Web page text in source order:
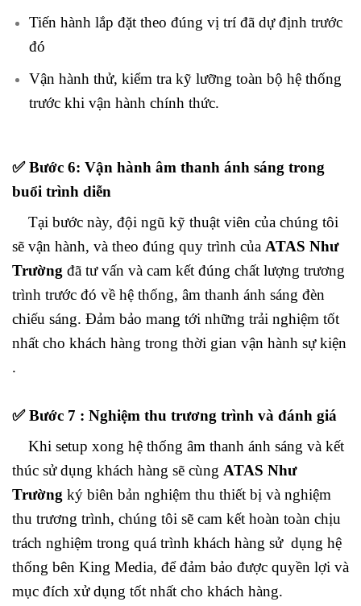
Tiến hành lắp đặt theo đúng vị trí đã dự định trước
đó
Vận hành thử, kiểm tra kỹ lưỡng toàn bộ hệ thống
trước khi vận hành chính thức.
✅Bước 6: Vận hành âm thanh ánh sáng trong
buổi trình diễn
Tại bước này, đội ngũ kỹ thuật viên của chúng tôi
sẽ vận hành, và theo đúng quy trình của ATAS Như
Trường đã tư vấn và cam kết đúng chất lượng trương
trình trước đó về hệ thống, âm thanh ánh sáng đèn
chiếu sáng. Đảm bảo mang tới những trải nghiệm tốt
nhất cho khách hàng trong thời gian vận hành sự kiện
.
✅Bước 7 : Nghiệm thu trương trình và đánh giá
Khi setup xong hệ thống âm thanh ánh sáng và kết
thúc sử dụng khách hàng sẽ cùng ATAS Như
Trường ký biên bản nghiệm thu thiết bị và nghiệm
thu trương trình, chúng tôi sẽ cam kết hoàn toàn chịu
trách nghiệm trong quá trình khách hàng sử dụng hệ
thống bên King Media, để đảm bảo được quyền lợi và
mục đích xử dụng tốt nhất cho khách hàng.